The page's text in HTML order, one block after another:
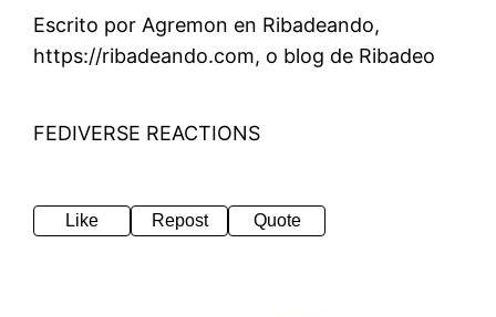
Escrito por Agremon en Ribadeando,
https://ribadeando.com, o blog de Ribadeo
FEDIVERSE REACTIONS
Like Repost Quote